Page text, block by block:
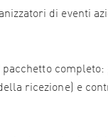
di eventi
ricezione) e